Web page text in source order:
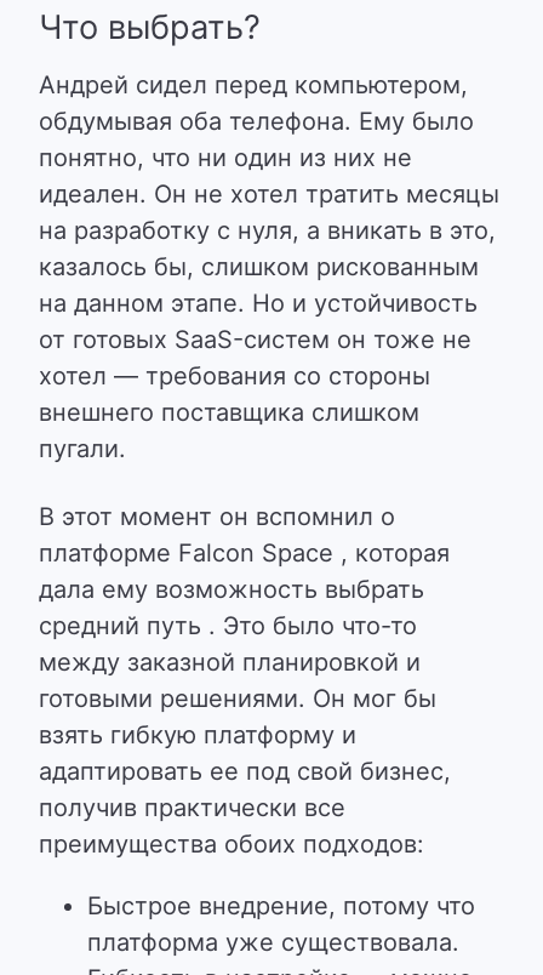
Что выбрать?
Андрей сидел перед компьютером,
обдумывая оба телефона. Ему было
понятно, что ни один из них не
идеален. Он не хотел тратить месяцы
на разработку с нуля, а вникать в это,
казалось бы, слишком рискованным
на данном этапе. Но и устойчивость
от готовых SaaS-систем он тоже не
хотел — требования со стороны
внешнего поставщика слишком
пугали.
В этот момент он вспомнил о
платформе Falcon Space , которая
дала ему возможность выбрать
средний путь . Это было что-то
между заказной планировкой и
готовыми решениями. Он мог бы
взять гибкую платформу и
адаптировать ее под свой бизнес,
получив практически все
преимущества обоих подходов:
Быстрое внедрение, потому что
платформа уже существовала.